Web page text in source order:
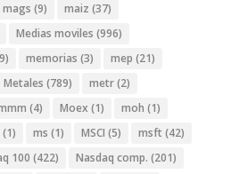
mags (9) maiz (37)
Medias moviles (996)
memorias (3) mep (21)
Metales (789) metr(2)
(4) Moex (1) moh (1)
(1) ms (1) MSCI (5) msft (42)
100 (422) Nasdaq comp. (201)